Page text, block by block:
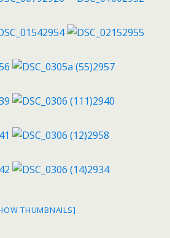
THUMBNAILS]